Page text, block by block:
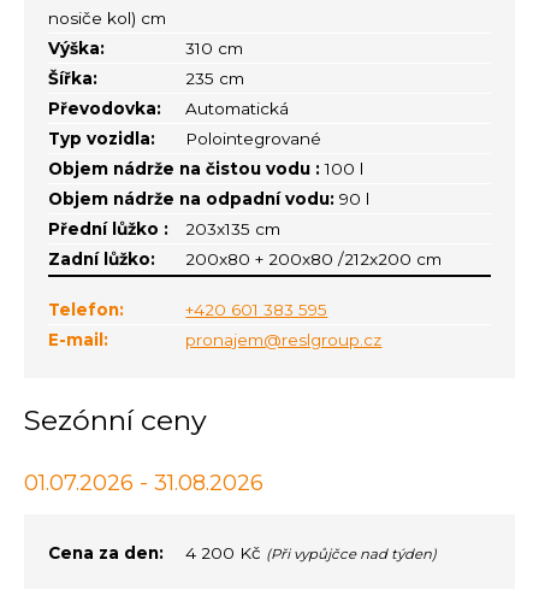
nosiče kol) cm
Výška:
310 cm
Šířka:
235 cm
Převodovka:
Automatická
Typ vozidla:
Polointegrované
Objem nádrže na čistou vodu : 100 l
Objem nádrže na odpadní vodu: 90 l
Přední lůžko :
203x135 cm
Zadní lůžko:
200x80 + 200x80 /212x200 cm
Telefon:
+420 601 383 595
E-mail:
pronajem@reslgroup.cz
Sezónní ceny
01.07.2026 - 31.08.2026
Cena za den: 4 200 Kč (Při vypůjčce nad týden)